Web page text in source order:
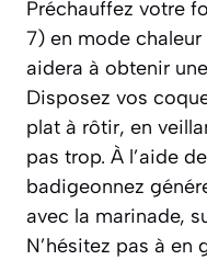
Préchauffez votre
7) en mode
aidera à obtenir
Disposez vos
plat à rôtir, en
pas trop. À l’aide
badigeonnez
avec la marinade,
N’hésitez pas à en